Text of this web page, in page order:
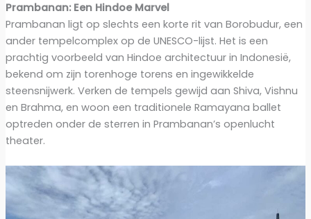
Prambanan: Een Hindoe Marvel
Prambanan ligt op slechts een korte rit van Borobudur, een
ander tempelcomplex op de UNESCO-lijst. Het is een
prachtig voorbeeld van Hindoe architectuur in Indonesië,
bekend om zijn torenhoge torens en ingewikkelde
steensnijwerk. Verken de tempels gewijd aan Shiva, Vishnu
en Brahma, en woon een traditionele Ramayana ballet
optreden onder de sterren in Prambanan’s openlucht
theater.